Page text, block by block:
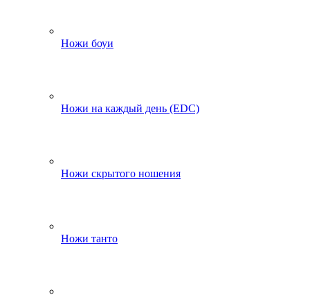
Ножи боуи
Ножи на каждый день (EDC)
Ножи скрытого ношения
Ножи танто